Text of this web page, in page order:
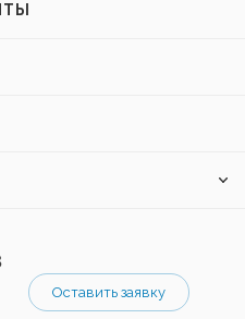
Оставить заявку